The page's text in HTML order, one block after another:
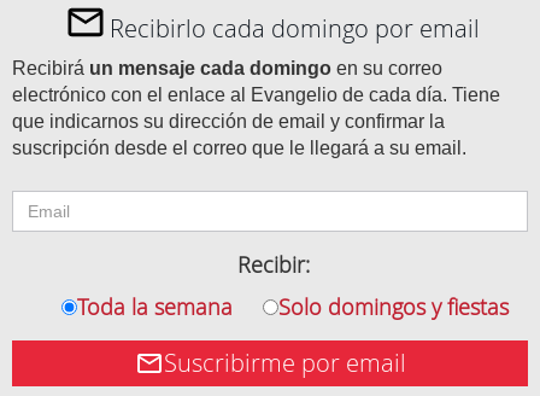
Recibirlo cada domingo por email
Recibirá un mensaje cada domingo en su correo
electrónico con el enlace al Evangelio de cada día. Tiene
que indicarnos su dirección de email y confirmar la
suscripción desde el correo que le llegará a su email.
Recibir:
Toda la semana
Solo domingos y fiestas
Suscribirme por email